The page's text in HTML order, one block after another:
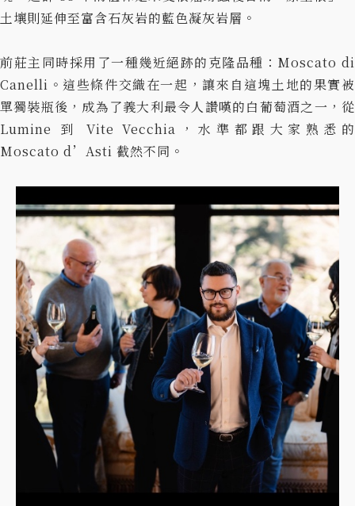
土壤則延伸至富含石灰岩的藍色凝灰岩層。
前莊主同時採用了一種幾近絕跡的克隆品種：Moscato di
Canelli。這些條件交織在一起，讓來自這塊土地的果實被
單獨裝瓶後，成為了義大利最令人讚嘆的白葡萄酒之一，從
Lumine 到 Vite Vecchia，水準都跟大家熟悉的
Moscato d’Asti 截然不同。